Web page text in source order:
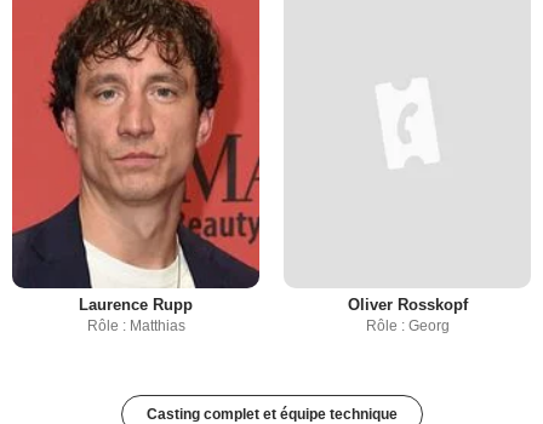
Laurence Rupp
Rôle : Matthias
Oliver Rosskopf
Rôle : Georg
Casting complet et équipe technique